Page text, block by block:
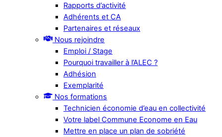
Rapports d’activité
Adhérents et CA
Partenaires et réseaux
Nous rejoindre
Emploi / Stage
Pourquoi travailler à l’ALEC ?
Adhésion
Exemplarité
Nos formations
Technicien économie d’eau en collectivité
Votre label Commune Econome en Eau
Mettre en place un plan de sobriété